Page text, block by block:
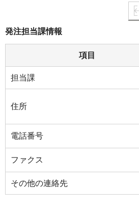
発注担当課情報
項目
担当課
住所
電話番号
ファクス
その他の連絡先